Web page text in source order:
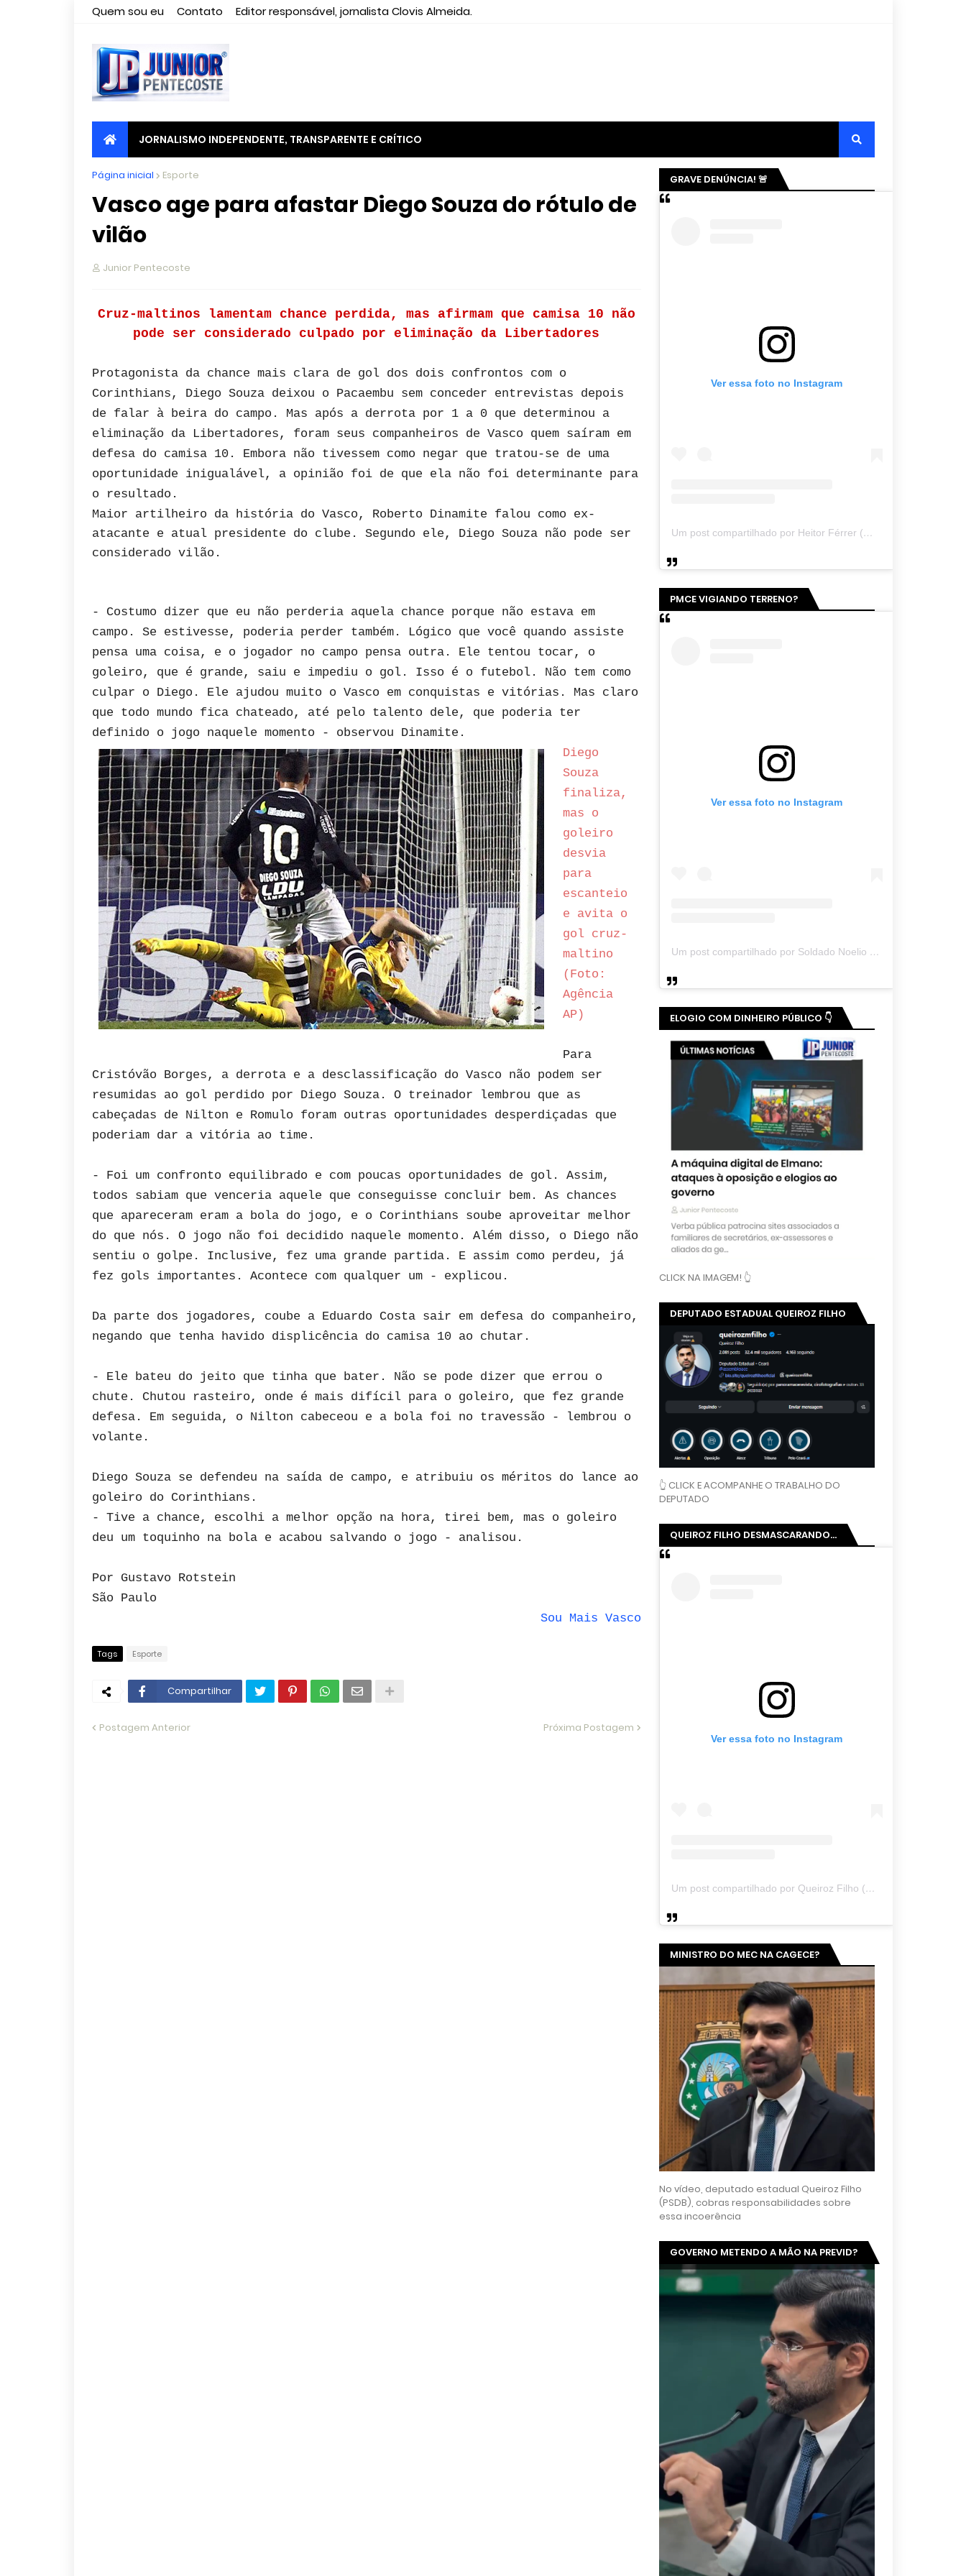
Quem sou eu Contato Editor responsável, jornalista Clovis Almeida.
JORNALISMO INDEPENDENTE, TRANSPARENTE E CRÍTICO
Página inicial Esporte
Vasco age para afastar Diego Souza do rótulo de
vilão
Junior Pentecoste
Cruz-maltinos lamentam chance perdida, mas afirmam que camisa 10 não
pode ser considerado culpado por eliminação da Libertadores
Protagonista da chance mais clara de gol dos dois confrontos com o
Corinthians, Diego Souza deixou o Pacaembu sem conceder entrevistas depois
de falar à beira do campo. Mas após a derrota por 1 a 0 que determinou a
eliminação da Libertadores, foram seus companheiros de Vasco quem saíram em
defesa do camisa 10. Embora não tivessem como negar que tratou-se de uma
oportunidade inigualável, a opinião foi de que ela não foi determinante para
o resultado.
Maior artilheiro da história do Vasco, Roberto Dinamite falou como ex-
atacante e atual presidente do clube. Segundo ele, Diego Souza não pode ser
considerado vilão.
- Costumo dizer que eu não perderia aquela chance porque não estava em
campo. Se estivesse, poderia perder também. Lógico que você quando assiste
pensa uma coisa, e o jogador no campo pensa outra. Ele tentou tocar, o
goleiro, que é grande, saiu e impediu o gol. Isso é o futebol. Não tem como
culpar o Diego. Ele ajudou muito o Vasco em conquistas e vitórias. Mas claro
que todo mundo fica chateado, até pelo talento dele, que poderia ter
definido o jogo naquele momento - observou Dinamite.
Diego
Souza
finaliza,
mas o
goleiro
desvia
para
escanteio
e avita o
gol cruz-
maltino
(Foto:
Agência
AP)
Para
Cristóvão Borges, a derrota e a desclassificação do Vasco não podem ser
resumidas ao gol perdido por Diego Souza. O treinador lembrou que as
cabeçadas de Nilton e Romulo foram outras oportunidades desperdiçadas que
poderiam dar a vitória ao time.
- Foi um confronto equilibrado e com poucas oportunidades de gol. Assim,
todos sabiam que venceria aquele que conseguisse concluir bem. As chances
que apareceram eram a bola do jogo, e o Corinthians soube aproveitar melhor
do que nós. O jogo não foi decidido naquele momento. Além disso, o Diego não
sentiu o golpe. Inclusive, fez uma grande partida. E assim como perdeu, já
fez gols importantes. Acontece com qualquer um - explicou.
Da parte dos jogadores, coube a Eduardo Costa sair em defesa do companheiro,
negando que tenha havido displicência do camisa 10 ao chutar.
- Ele bateu do jeito que tinha que bater. Não se pode dizer que errou o
chute. Chutou rasteiro, onde é mais difícil para o goleiro, que fez grande
defesa. Em seguida, o Nilton cabeceou e a bola foi no travessão - lembrou o
volante.
Diego Souza se defendeu na saída de campo, e atribuiu os méritos do lance ao
goleiro do Corinthians.
- Tive a chance, escolhi a melhor opção na hora, tirei bem, mas o goleiro
deu um toquinho na bola e acabou salvando o jogo - analisou.
Por Gustavo Rotstein
São Paulo
Sou Mais Vasco
Tags Esporte
Compartilhar
Postagem Anterior Próxima Postagem
GRAVE DENÚNCIA! 🚨
Ver essa foto no Instagram
Um post compartilhado por Heitor Férrer (@heitor_ferrer77)
PMCE VIGIANDO TERRENO?
Ver essa foto no Instagram
Um post compartilhado por Soldado Noelio (@soldadonoelio)
ELOGIO COM DINHEIRO PÚBLICO 👇
CLICK NA IMAGEM! 👆
DEPUTADO ESTADUAL QUEIROZ FILHO
👆 CLICK E ACOMPANHE O TRABALHO DO
DEPUTADO
QUEIROZ FILHO DESMASCARANDO...
Ver essa foto no Instagram
Um post compartilhado por Queiroz Filho (@queirozmfilho)
MINISTRO DO MEC NA CAGECE?
No vídeo, deputado estadual Queiroz Filho
(PSDB), cobras responsabilidades sobre
essa incoerência
GOVERNO METENDO A MÃO NA PREVID?